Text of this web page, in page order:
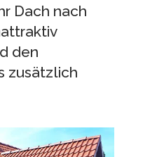
Dach nach
den
zusätzlich